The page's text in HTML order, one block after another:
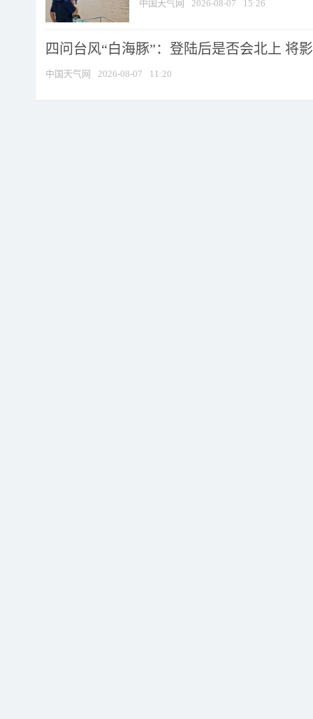
中国天气网 2026-08-07 15:26
四问台风“白海豚”：登陆后是否会北上 将
中国天气网 2026-08-07 11:20